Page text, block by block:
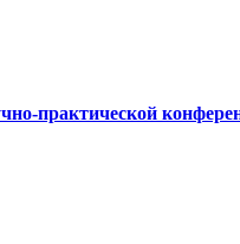
практической